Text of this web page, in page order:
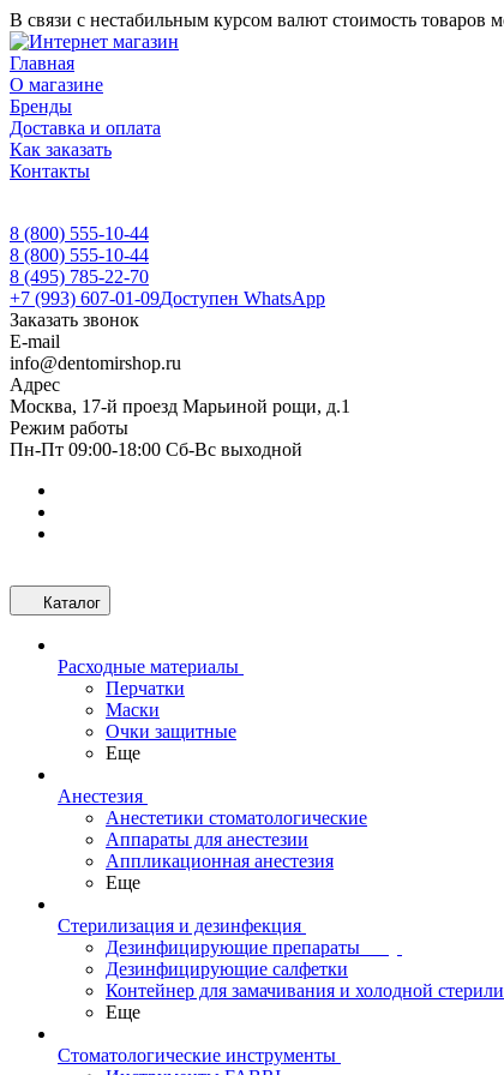
В связи с нестабильным курсом валют стоимость товаров
Главная
О магазине
Бренды
Доставка и оплата
Как заказать
Контакты
8 (800) 555-10-44
8 (800) 555-10-44
8 (495) 785-22-70
+7 (993) 607-01-09Доступен WhatsApp
Заказать звонок
E-mail
info@dentomirshop.ru
Адрес
Москва, 17-й проезд Марьиной рощи, д.1
Режим работы
Пн-Пт 09:00-18:00 Сб-Вс выходной
Каталог
Расходные материалы
Перчатки
Маски
Очки защитные
Еще
Анестезия
Анестетики стоматологические
Аппараты для анестезии
Аппликационная анестезия
Еще
Стерилизация и дезинфекция
Дезинфицирующие препараты
Дезинфицирующие салфетки
Контейнер для замачивания и холодной
Еще
Стоматологические инструменты